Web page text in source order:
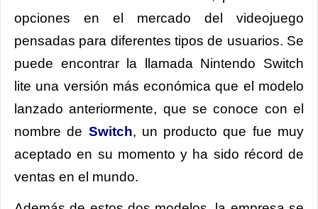
opciones en el mercado del videojuego
pensadas para diferentes tipos de usuarios. Se
puede encontrar la llamada Nintendo Switch
lite una versión más económica que el modelo
lanzado anteriormente, que se conoce con el
nombre de Switch, un producto que fue muy
aceptado en su momento y ha sido récord de
ventas en el mundo.